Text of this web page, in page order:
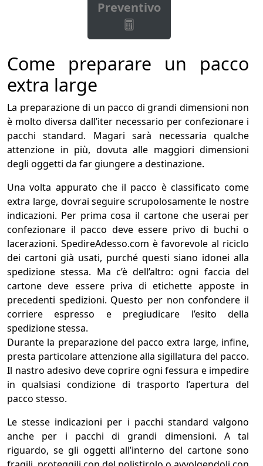
Preventivo
Come preparare un pacco
extra large
La preparazione di un pacco di grandi dimensioni non
è molto diversa dall’iter necessario per confezionare i
pacchi standard. Magari sarà necessaria qualche
attenzione in più, dovuta alle maggiori dimensioni
degli oggetti da far giungere a destinazione.
Una volta appurato che il pacco è classificato come
extra large, dovrai seguire scrupolosamente le nostre
indicazioni. Per prima cosa il cartone che userai per
confezionare il pacco deve essere privo di buchi o
lacerazioni. SpedireAdesso.com è favorevole al riciclo
dei cartoni già usati, purché questi siano idonei alla
spedizione stessa. Ma c’è dell’altro: ogni faccia del
cartone deve essere priva di etichette apposte in
precedenti spedizioni. Questo per non confondere il
corriere espresso e pregiudicare l’esito della
spedizione stessa.
Durante la preparazione del pacco extra large, infine,
presta particolare attenzione alla sigillatura del pacco.
Il nastro adesivo deve coprire ogni fessura e impedire
in qualsiasi condizione di trasporto l’apertura del
pacco stesso.
Le stesse indicazioni per i pacchi standard valgono
anche per i pacchi di grandi dimensioni. A tal
riguardo, se gli oggetti all’interno del cartone sono